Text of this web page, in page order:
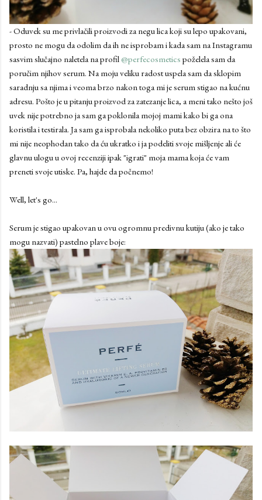
- Oduvek su me privlačili proizvodi za negu lica koji su lepo upakovani,
prosto ne mogu da odolim da ih ne isprobam i kada sam na Instagramu
sasvim slučajno naletela na profil @perfecosmetics poželela sam da
poručim njihov serum. Na moju veliku radost uspela sam da sklopim
saradnju sa njima i veoma brzo nakon toga mi je serum stigao na kućnu
adresu. Pošto je u pitanju proizvod za zatezanje lica, a meni tako nešto još
uvek nije potrebno ja sam ga poklonila mojoj mami kako bi ga ona
koristila i testirala. Ja sam ga isprobala nekoliko puta bez obzira na to što
mi nije neophodan tako da ću ukratko i ja podeliti svoje mišljenje ali će
glavnu ulogu u ovoj recenziji ipak "igrati" moja mama koja će vam
preneti svoje utiske. Pa, hajde da počnemo!
Well, let's go...
Serum je stigao upakovan u ovu ogromnu predivnu kutiju (ako je tako
mogu nazvati) pastelno plave boje: